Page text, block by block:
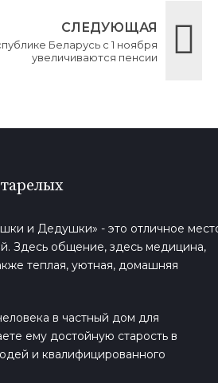
СЛЕДУЮЩАЯ
Беларусь с 1 ноября
увеличиваются пенсии
и Дедушки» - это отличное
Здесь общение, здесь медицина,
теплая, уютная, домашняя
в частный дом для
ему достойную старость в
и квалифицированного